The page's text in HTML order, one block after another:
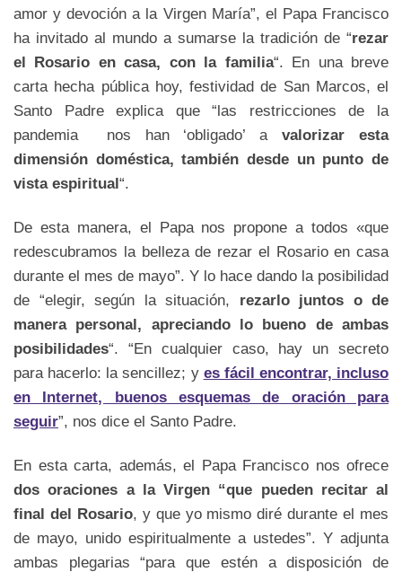
amor y devoción a la Virgen María”, el Papa Francisco
ha invitado al mundo a sumarse la tradición de “rezar
el Rosario en casa, con la familia“. En una breve
carta hecha pública hoy, festividad de San Marcos, el
Santo Padre explica que “las restricciones de la
pandemia nos han ‘obligado’ avalorizar esta
dimensión doméstica, también desde un punto de
vista espiritual“.
De esta manera, el Papa nos propone a todos «que
redescubramos la belleza de rezar el Rosario en casa
durante el mes de mayo”. Y lo hace dando la posibilidad
de “elegir, según la situación, rezarlo juntos o de
manera personal, apreciando lo bueno de ambas
posibilidades“. “En cualquier caso, hay un secreto
para hacerlo: la sencillez; y es fácil encontrar, incluso
en Internet, buenos esquemas de oración para
seguir”, nos dice el Santo Padre.
En esta carta, además, el Papa Francisco nos ofrece
dos oraciones a la Virgen “que pueden recitar al
final del Rosario, y que yo mismo diré durante el mes
de mayo, unido espiritualmente a ustedes”. Y adjunta
ambas plegarias “para que estén a disposición de